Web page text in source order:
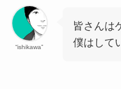
“ishikawa”
皆さんは
僕はして